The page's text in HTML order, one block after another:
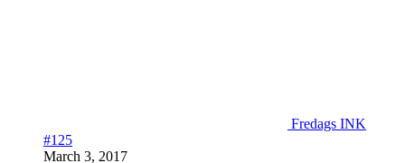
Fredags INK
#125
March 3, 2017